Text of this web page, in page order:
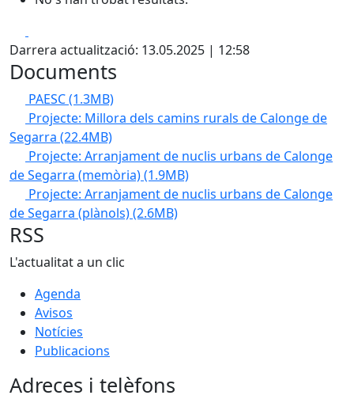
Darrera actualització: 13.05.2025 | 12:58
Documents
PAESC(1.3MB)
Projecte: Millora dels camins rurals de Calonge de
Segarra (22.4MB)
Projecte: Arranjament de nuclis urbans de Calonge
de Segarra (memòria)(1.9MB)
Projecte: Arranjament de nuclis urbans de Calonge
de Segarra (plànols)(2.6MB)
RSS
L'actualitat a un clic
Agenda
Avisos
Notícies
Publicacions
Adreces i telèfons